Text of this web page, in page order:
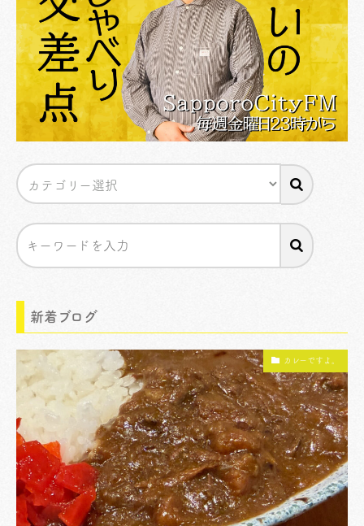
新着ブログ
カレーですよ。